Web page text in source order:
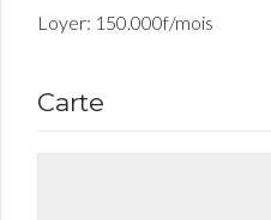
Loyer: 150.000f/mois
Carte